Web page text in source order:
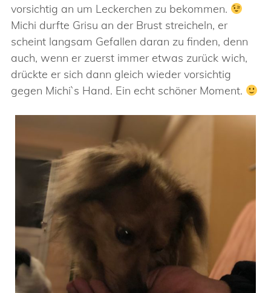
vorsichtig an um Leckerchen zu bekommen.
Michi durfte Grisu an der Brust streicheln, er
scheint langsam Gefallen daran zu finden, denn
auch, wenn er zuerst immer etwas zurück wich,
drückte er sich dann gleich wieder vorsichtig
gegen Michi`s Hand. Ein echt schöner Moment.